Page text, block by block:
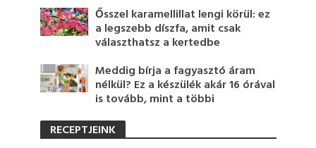
Ősszel karamellillat lengi körül: ez
a legszebb díszfa, amit csak
választhatsz a kertedbe
Meddig bírja a fagyasztó áram
nélkül? Ez a készülék akár 16 órával
is tovább, mint a többi
RECEPTJEINK